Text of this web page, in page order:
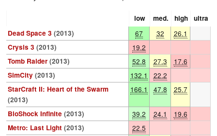
low med. high
ultra
Dead Space 3 (2013) 67 32 26.1
Crysis 3 (2013) 19.2
Tomb Raider (2013) 52.8 27.3 17.6
SimCity (2013) 132.1 22.2
StarCraft II: Heart of the Swarm
(2013)
166.1 47.8 25.7
BioShock Infinite (2013) 39.2 24.1 19.6
Metro: Last Light (2013) 22.5